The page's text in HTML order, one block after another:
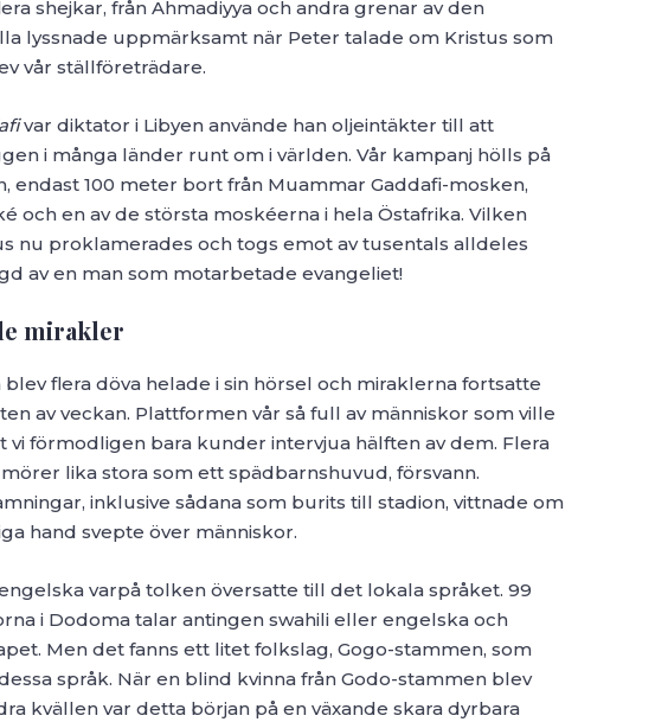
shejkar, från Ahmadiyya och andra grenar av den
lyssnade uppmärksamt när Peter talade om Kristus som
vår ställföreträdare.
var diktator i Libyen använde han oljeintäkter till att
i många länder runt om i världen. Vår kampanj hölls på
endast 100 meter bort från Muammar Gaddafi-mosken,
och en av de största moskéerna i hela Östafrika. Vilken
nu proklamerades och togs emot av tusentals alldeles
av en man som motarbetade evangeliet!
mirakler
flera döva helade i sin hörsel och miraklerna fortsatte
av veckan. Plattformen vår så full av människor som ville
vi förmodligen bara kunder intervjua hälften av dem. Flera
lika stora som ett spädbarnshuvud, försvann.
inklusive sådana som burits till stadion, vittnade om
hand svepte över människor.
varpå tolken översatte till det lokala språket. 99
i Dodoma talar antingen swahili eller engelska och
Men det fanns ett litet folkslag, Gogo-stammen, som
språk. När en blind kvinna från Godo-stammen blev
kvällen var detta början på en växande skara dyrbara